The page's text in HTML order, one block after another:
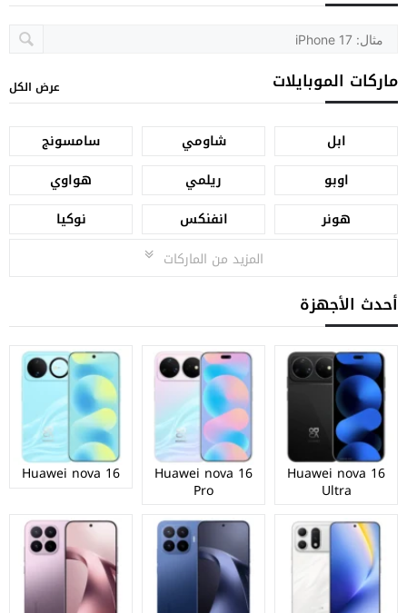
ماركات الموبايلات عرض الكل
ابل شاومي
سامسونج
اوبو
ريلمي
هواوي
هونر
انفنكس
نوكيا
المزيد من الماركات
أحدث الأجهزة
Huawei nova 16
Ultra
Huawei nova 16
Pro
Huawei nova 16